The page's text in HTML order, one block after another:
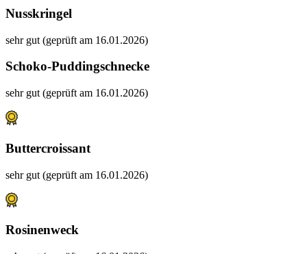
Nusskringel
sehr gut (geprüft am 16.01.2026)
Schoko-Puddingschnecke
sehr gut (geprüft am 16.01.2026)
Buttercroissant
sehr gut (geprüft am 16.01.2026)
Rosinenweck